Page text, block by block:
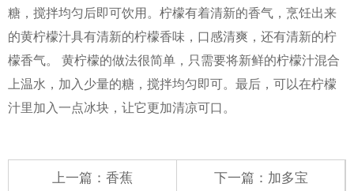
糖，搅拌均匀后即可饮用。柠檬有着清新的香气，烹饪出来
的黄柠檬汁具有清新的柠檬香味，口感清爽，还有清新的柠
檬香气。 黄柠檬的做法很简单，只需要将新鲜的柠檬汁混合
上温水，加入少量的糖，搅拌均匀即可。最后，可以在柠檬
汁里加入一点冰块，让它更加清凉可口。
上一篇： 香蕉 下一篇： 加多宝